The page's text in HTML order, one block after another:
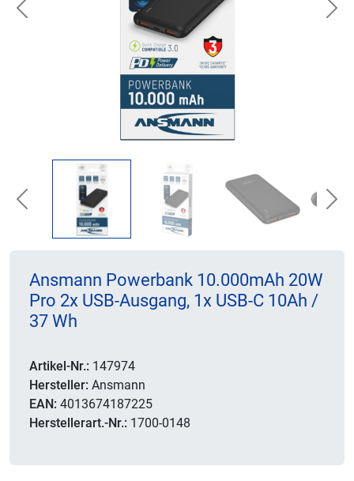
Previous
Previous
Ansmann Powerbank 10.000mAh 20W
Pro 2x USB-Ausgang, 1x USB-C 10Ah /
37 Wh
Artikel-Nr.: 147974
Hersteller: Ansmann
EAN: 4013674187225
Herstellerart.-Nr.: 1700-0148